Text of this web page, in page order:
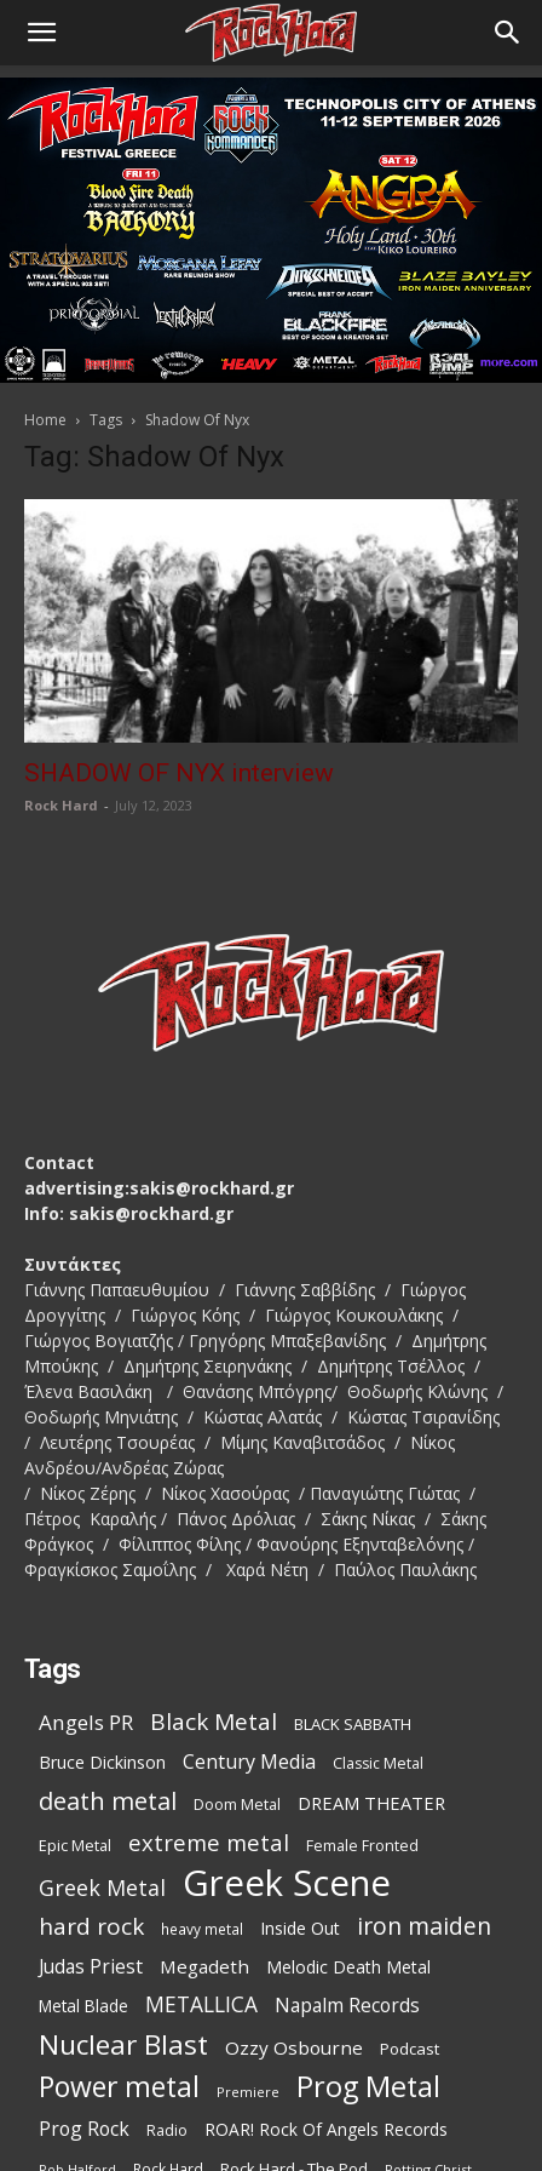
Home Tags Shadow Of Nyx
Tag: Shadow Of Nyx
SHADOW OF NYX interview
Rock Hard - July 12, 2023
Contact
advertising:sakis@rockhard.gr
Info: sakis@rockhard.gr
Συντάκτες
Γιάννης Παπαευθυμίου / Γιάννης Σαββίδης / Γιώργος
Δρογγίτης / Γιώργος Κόης / Γιώργος Κουκουλάκης /
Γιώργος Βογιατζής / Γρηγόρης Μπαξεβανίδης / Δημήτρης
Μπούκης / Δημήτρης Σειρηνάκης / Δημήτρης Τσέλλος /
Έλενα Βασιλάκη / Θανάσης Μπόγρης/ Θοδωρής Κλώνης /
Θοδωρής Μηνιάτης / Κώστας Αλατάς / Κώστας Τσιρανίδης
/ Λευτέρης Τσουρέας / Μίμης Καναβιτσάδος / Νίκος
Ανδρέου/Ανδρέας Ζώρας
/ Νίκος Ζέρης / Νίκος Χασούρας / Παναγιώτης Γιώτας /
Πέτρος Καραλής / Πάνος Δρόλιας / Σάκης Νίκας / Σάκης
Φράγκος / Φίλιππος Φίλης / Φανούρης Εξηνταβελόνης /
Φραγκίσκος Σαμοΐλης / Χαρά Νέτη / Παύλος Παυλάκης
Tags
Angels PR Black Metal BLACK SABBATH
Bruce Dickinson Century Media Classic Metal
death metal Doom Metal DREAM THEATER
Epic Metal extreme metal Female Fronted
Greek Metal Greek Scene
hard rock heavy metal Inside Out iron maiden
Judas Priest Megadeth Melodic Death Metal
Metal Blade METALLICA Napalm Records
Nuclear Blast Ozzy Osbourne Podcast
Power metal Premiere Prog Metal
Prog Rock Radio ROAR! Rock Of Angels Records